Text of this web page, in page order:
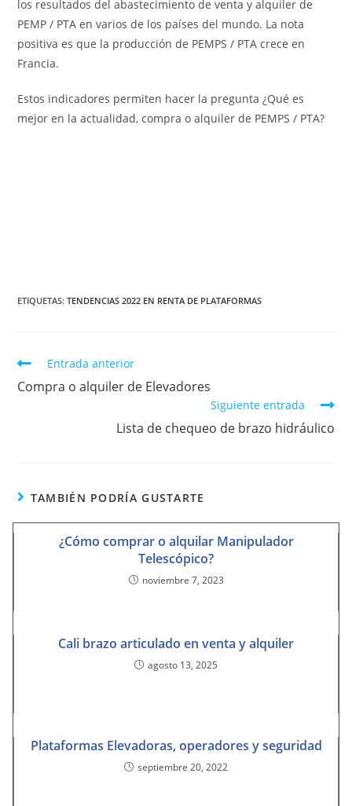
los resultados del abastecimiento de venta y alquiler de
PEMP / PTA en varios de los países del mundo. La nota
positiva es que la producción de PEMPS / PTA crece en
Francia.
Estos indicadores permiten hacer la pregunta ¿Qué es
mejor en la actualidad, compra o alquiler de PEMPS / PTA?
ETIQUETAS:TENDENCIAS 2022 EN RENTA DE PLATAFORMAS
Entrada anterior
Compra o alquiler de Elevadores
Siguiente entrada
Lista de chequeo de brazo hidráulico
TAMBIÉN PODRÍA GUSTARTE
¿Cómo comprar o alquilar Manipulador
Telescópico?
noviembre 7, 2023
Cali brazo articulado en venta y alquiler
agosto 13, 2025
Plataformas Elevadoras, operadores y seguridad
septiembre 20, 2022